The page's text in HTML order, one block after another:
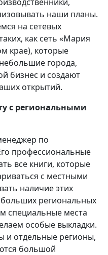
наши планы.
на сетевых
как сеть «Мария
крае), которые
города,
бизнес и создают
открытий.
с региональными
по
профессиональные
все книги, которые
с местными
наличие этих
региональных
специальные места
особые выкладки.
и отдельные регионы,
большой